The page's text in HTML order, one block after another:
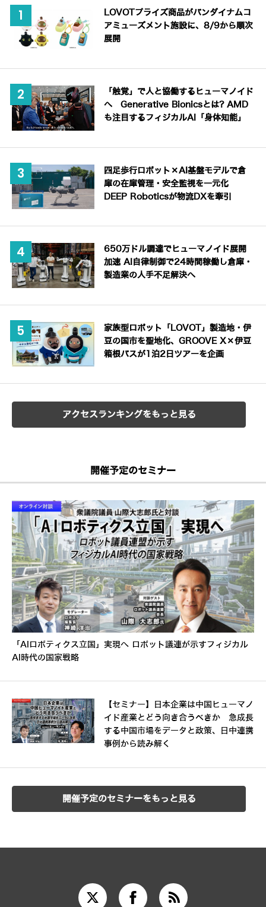
LOVOTプライズ商品がバンダイナムコ
アミューズメント施設に、8/9から順次
展開
「触覚」で人と協働するヒューマノイド
へ Generative Bionicsとは? AMD
も注目するフィジカルAI「身体知能」
四足歩行ロボット×AI基盤モデルで倉
庫の在庫管理・安全監視を一元化
DEEP Roboticsが物流DXを牽引
650万ドル調達でヒューマノイド展開
加速 AI自律制御で24時間稼働し倉庫・
製造業の人手不足解決へ
家族型ロボット「LOVOT」製造地・伊
豆の国市を聖地化、GROOVE X×伊豆
箱根バスが1泊2日ツアーを企画
アクセスランキングをもっと見る
開催予定のセミナー
「AIロボティクス立国」実現へ ロボット議連が示すフィジカル
AI時代の国家戦略
【セミナー】日本企業は中国ヒューマノ
イド産業とどう向き合うべきか 急成長
する中国市場をデータと政策、日中連携
事例から読み解く
開催予定のセミナーをもっと見る